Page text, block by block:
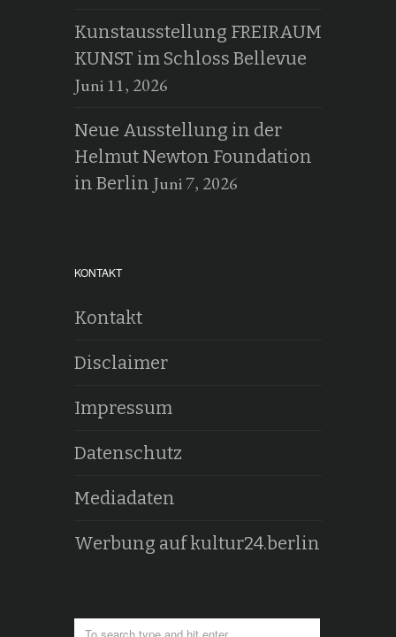
Kunstausstellung FREIRAUM
KUNST im Schloss Bellevue
Juni 11, 2026
Neue Ausstellung in der
Helmut Newton Foundation
in Berlin Juni 7, 2026
KONTAKT
Kontakt
Disclaimer
Impressum
Datenschutz
Mediadaten
Werbung auf kultur24.berlin